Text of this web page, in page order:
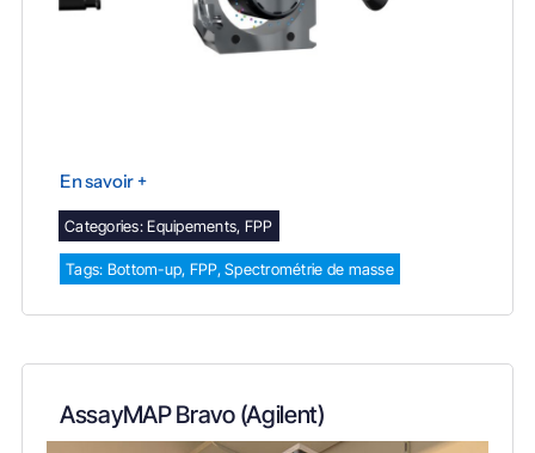
En savoir +
Categories:Equipements, FPP
Tags: Bottom-up, FPP,Spectrométrie de masse
AssayMAP Bravo (Agilent)